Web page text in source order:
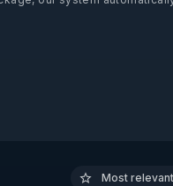
Most